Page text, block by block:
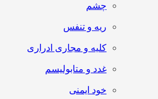
چشم
ریه و تنفس
کلیه و مجاری ادراری
غدد و متابولیسم
خود ایمنی